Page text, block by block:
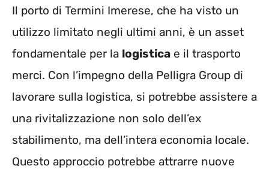
Il porto di Termini Imerese, che ha visto un
utilizzo limitato negli ultimi anni, è un asset
fondamentale per la logistica e il trasporto
merci. Con l’impegno della Pelligra Group di
lavorare sulla logistica, si potrebbe assistere a
una rivitalizzazione non solo dell’ex
stabilimento, ma dell’intera economia locale.
Questo approccio potrebbe attrarre nuove